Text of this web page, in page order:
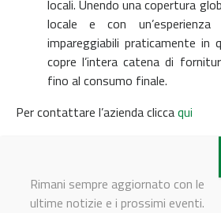
locali. Unendo una copertura
locale e con
impareggiabili praticamente in
copre l’intera catena di
fino al consumo finale.
Per contattare l’azienda cliccaqui
Rimani sempre aggiornato con le
ultime notizie e i prossimi eventi.